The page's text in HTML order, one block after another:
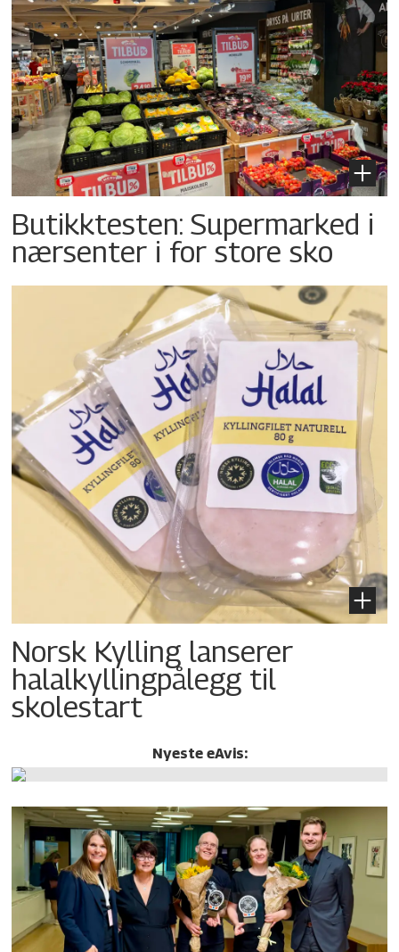
Butikktesten: Supermarked i
nærsenter i for store sko
Norsk Kylling lanserer
halalkylling­pålegg til
skolestart
Nyeste eAvis: